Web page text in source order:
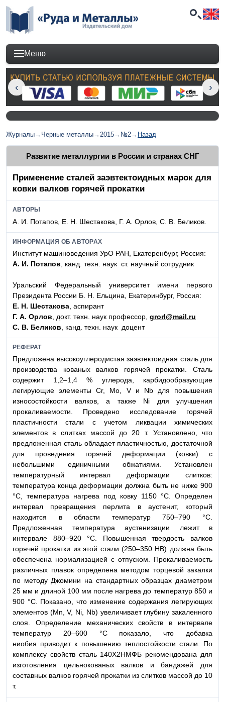
Меню
Журналы→ Черные металлы→2015→ №2→ Назад
Развитие металлургии в России и странах СНГ
Применение сталей заэвтектоидных марок для
ковки валков горячей прокатки
АВТОРЫ
А. И. Потапов, Е. Н. Шестакова, Г. А. Орлов, С. В. Беликов.
ИНФОРМАЦИЯ ОБ АВТОРАХ
Институт машиноведения УрО РАН, Екатеренбург, Россия:
А. И. Потапов , канд. техн. наук ст. научный сотрудник
Уральский Федеральный университет имени первого
Президента России Б. Н. Ельцина, Екатеринбург, Россия:
Е. Н. Шестакова , аспирант
Г. А. Орлов , докт. техн. наук профессор, grorl@mail.ru
С. В. Беликов , канд. техн. наук доцент
РЕФЕРАТ
Предложена высокоуглеродистая заэвтектоидная сталь для
производства кованых валков горячей прокатки. Сталь
содержит 1,2–1,4 % углерода, карбидообразующие
легирующие элементы Cr, Mo, V и Nb для повышения
износостойкости валков, а также Ni для улучшения
прокаливаемости. Проведено исследование горячей
пластичности стали с учетом ликвации химических
элементов в слитках массой до 20 т. Установлено, что
предложенная сталь обладает пластичностью, достаточной
для проведения горячей деформации (ковки) с
небольшими единичными обжатиями. Установлен
температурный интервал деформации слитков:
температура конца деформации должна быть не ниже 900
°С, температура нагрева под ковку 1150 °С. Определен
интервал превращения перлита в аустенит, который
находится в области температур 750–790 °С.
Предложенная температура аустенизации лежит в
интервале 880–920 °С. Повышенная твердость валков
горячей прокатки из этой стали (250–350 НВ) должна быть
обеспечена нормализацией с отпуском. Прокаливаемость
различных плавок определена методом торцевой закалки
по методу Джомини на стандартных образцах диаметром
25 мм и длиной 100 мм после нагрева до температур 850 и
900 °С. Показано, что изменение содержания легирующих
элементов (Mn, V, Ni, Nb) увеличивает глубину закаленного
слоя. Определение механических свойств в интервале
температур 20–600 °С показало, что добавка
ниобия приводит к повышению теплостойкости стали. По
комплексу свойств сталь 140Х2НМФБ рекомендована для
изготовления цельнокованых валков и бандажей для
составных валков горячей прокатки из слитков массой до 10
т.